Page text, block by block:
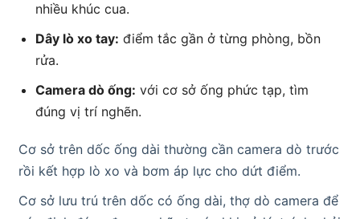
nhiều khúc cua.
Dây lò xo tay: điểm tắc gần ở từng phòng, bồn
rửa.
Camera dò ống: với cơ sở ống phức tạp, tìm
đúng vị trí nghẽn.
Cơ sở trên dốc ống dài thường cần camera dò trước
rồi kết hợp lò xo và bơm áp lực cho dứt điểm.
Cơ sở lưu trú trên dốc có ống dài, thợ dò camera để